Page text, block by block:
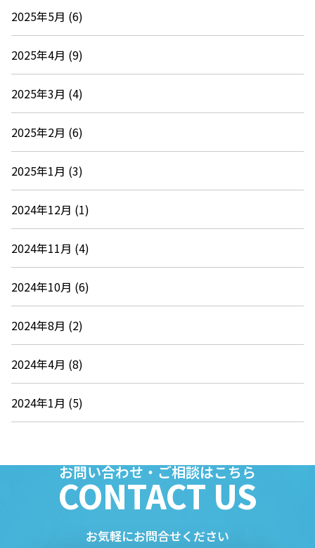
2025年5月 (6)
2025年4月 (9)
2025年3月 (4)
2025年2月 (6)
2025年1月 (3)
2024年12月 (1)
2024年11月 (4)
2024年10月 (6)
2024年8月 (2)
2024年4月 (8)
2024年1月 (5)
CONTACT US
お問い合わせ・ご相談はこちら
お気軽にお問合せください